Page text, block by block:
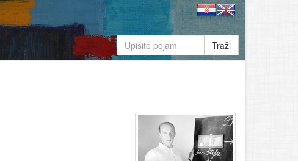
Traži